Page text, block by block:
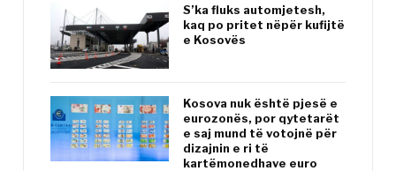
S’ka fluks automjetesh,
kaq po pritet nëpër kufijtë
e Kosovës
Kosova nuk është pjesë e
eurozonës, por qytetarët
e saj mund të votojnë për
dizajnin e ri të
kartëmonedhave euro